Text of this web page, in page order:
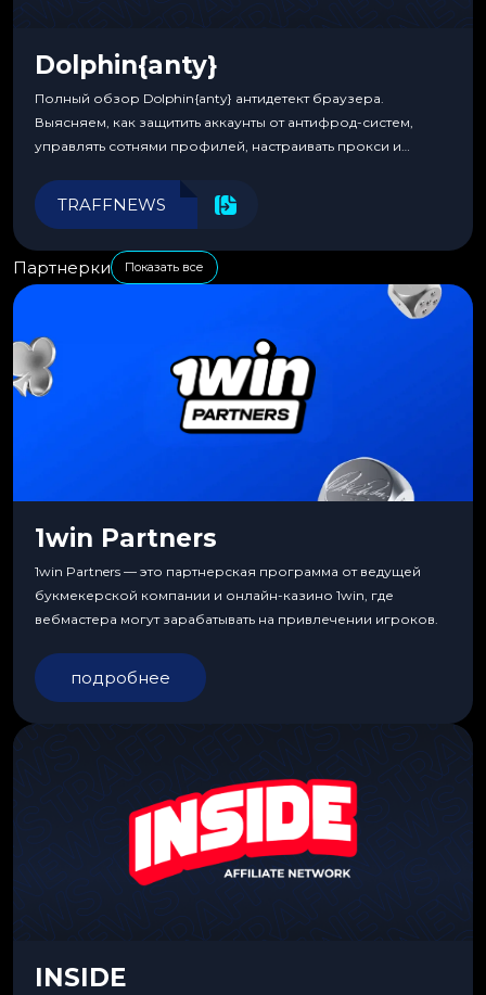
Dolphin{anty}
Полный обзор Dolphin{anty} антидетект браузера.
Выясняем, как защитить аккаунты от антифрод-систем,
управлять сотнями профилей, настраивать прокси и
эффективности.
TRAFFNEWS
Партнерки Показать все
1win Partners
1win Partners — это партнерская программа от ведущей
букмекерской компании и онлайн-казино 1win, где
вебмастера могут зарабатывать на привлечении игроков.
подробнее
INSIDE